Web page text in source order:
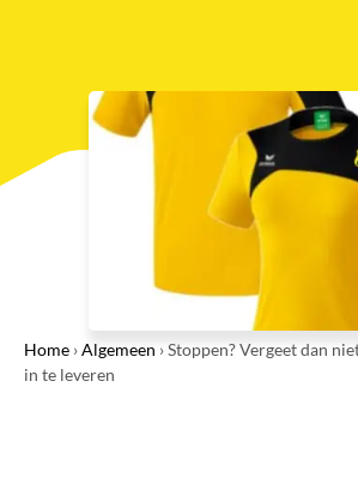
Home ›Algemeen ›Stoppen? Vergeet dan
in te leveren